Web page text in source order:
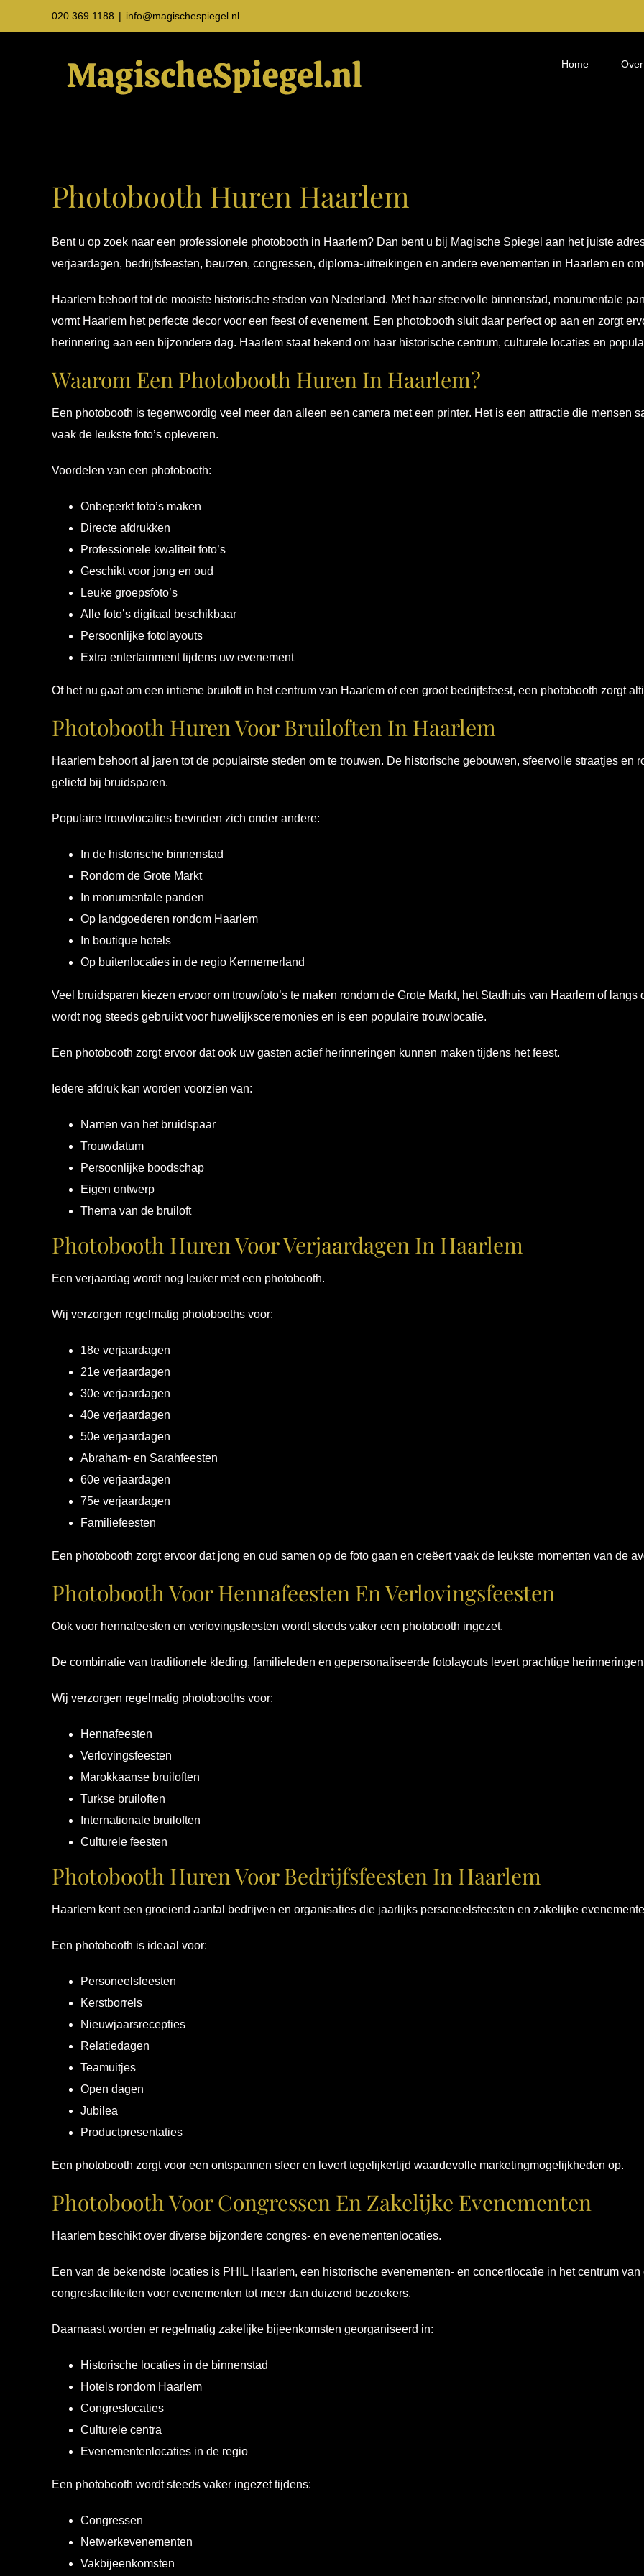
naar
020 369 1188 | info@magischespiegel.nl
Home
Photobooth Huren Haarlem
Bent u op zoek naar een professionele photobooth in Haarlem? Dan bent u bij Magische Spiegel aan het juiste
verjaardagen, bedrijfsfeesten, beurzen, congressen, diploma-uitreikingen en andere evenementen in Haarlem en
Haarlem behoort tot de mooiste historische steden van Nederland. Met haar sfeervolle binnenstad, monumentale
vormt Haarlem het perfecte decor voor een feest of evenement. Een photobooth sluit daar perfect op aan en zorgt
herinnering aan een bijzondere dag. Haarlem staat bekend om haar historische centrum, culturele locaties en
Waarom Een Photobooth Huren In Haarlem?
Een photobooth is tegenwoordig veel meer dan alleen een camera met een printer. Het is een attractie die mensen
vaak de leukste foto’s opleveren.
Voordelen van een photobooth:
Onbeperkt foto’s maken
Directe afdrukken
Professionele kwaliteit foto’s
Geschikt voor jong en oud
Leuke groepsfoto’s
Alle foto’s digitaal beschikbaar
Persoonlijke fotolayouts
Extra entertainment tijdens uw evenement
Of het nu gaat om een intieme bruiloft in het centrum van Haarlem of een groot bedrijfsfeest, een photobooth zorgt
Photobooth Huren Voor Bruiloften In Haarlem
Haarlem behoort al jaren tot de populairste steden om te trouwen. De historische gebouwen, sfeervolle straatjes en
geliefd bij bruidsparen.
Populaire trouwlocaties bevinden zich onder andere:
In de historische binnenstad
Rondom de Grote Markt
In monumentale panden
Op landgoederen rondom Haarlem
In boutique hotels
Op buitenlocaties in de regio Kennemerland
Veel bruidsparen kiezen ervoor om trouwfoto’s te maken rondom de Grote Markt, het Stadhuis van Haarlem of
wordt nog steeds gebruikt voor huwelijksceremonies en is een populaire trouwlocatie.
Een photobooth zorgt ervoor dat ook uw gasten actief herinneringen kunnen maken tijdens het feest.
Iedere afdruk kan worden voorzien van:
Namen van het bruidspaar
Trouwdatum
Persoonlijke boodschap
Eigen ontwerp
Thema van de bruiloft
Photobooth Huren Voor Verjaardagen In Haarlem
Een verjaardag wordt nog leuker met een photobooth.
Wij verzorgen regelmatig photobooths voor:
18e verjaardagen
21e verjaardagen
30e verjaardagen
40e verjaardagen
50e verjaardagen
Abraham- en Sarahfeesten
60e verjaardagen
75e verjaardagen
Familiefeesten
Een photobooth zorgt ervoor dat jong en oud samen op de foto gaan en creëert vaak de leukste momenten van de
Photobooth Voor Hennafeesten En Verlovingsfeesten
Ook voor hennafeesten en verlovingsfeesten wordt steeds vaker een photobooth ingezet.
De combinatie van traditionele kleding, familieleden en gepersonaliseerde fotolayouts levert prachtige
Wij verzorgen regelmatig photobooths voor:
Hennafeesten
Verlovingsfeesten
Marokkaanse bruiloften
Turkse bruiloften
Internationale bruiloften
Culturele feesten
Photobooth Huren Voor Bedrijfsfeesten In Haarlem
Haarlem kent een groeiend aantal bedrijven en organisaties die jaarlijks personeelsfeesten en zakelijke
Een photobooth is ideaal voor:
Personeelsfeesten
Kerstborrels
Nieuwjaarsrecepties
Relatiedagen
Teamuitjes
Open dagen
Jubilea
Productpresentaties
Een photobooth zorgt voor een ontspannen sfeer en levert tegelijkertijd waardevolle marketingmogelijkheden op.
Photobooth Voor Congressen En Zakelijke Evenementen
Haarlem beschikt over diverse bijzondere congres- en evenementenlocaties.
Een van de bekendste locaties is PHIL Haarlem, een historische evenementen- en concertlocatie in het centrum
congresfaciliteiten voor evenementen tot meer dan duizend bezoekers.
Daarnaast worden er regelmatig zakelijke bijeenkomsten georganiseerd in:
Historische locaties in de binnenstad
Hotels rondom Haarlem
Congreslocaties
Culturele centra
Evenementenlocaties in de regio
Een photobooth wordt steeds vaker ingezet tijdens:
Congressen
Netwerkevenementen
Vakbijeenkomsten